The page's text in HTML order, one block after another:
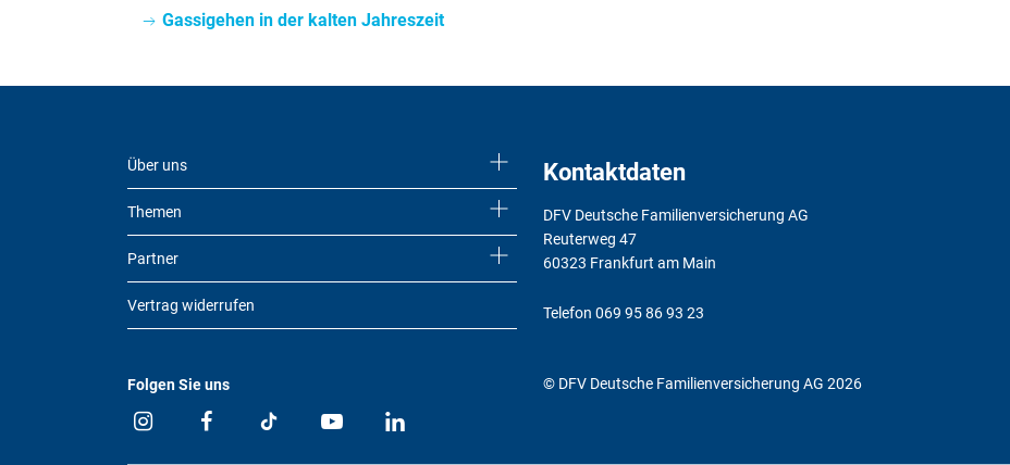
Gassigehen in der kalten Jahreszeit
Über uns
Themen
Partner
Vertrag widerrufen
Kontaktdaten
DFV Deutsche Familienversicherung AG
Reuterweg 47
60323 Frankfurt am Main
Telefon 069 95 86 93 23
Folgen Sie uns © DFV Deutsche Familienversicherung AG 2026